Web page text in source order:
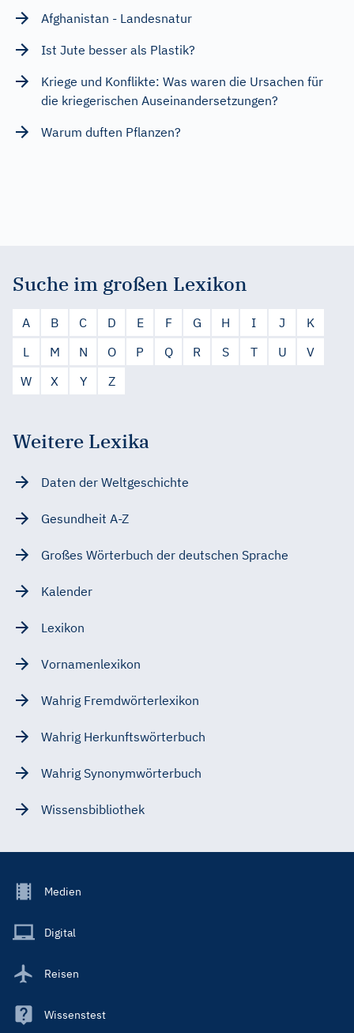
Afghanistan - Landesnatur
Ist Jute besser als Plastik?
Kriege und Konflikte: Was waren die Ursachen für
die kriegerischen Auseinandersetzungen?
Warum duften Pflanzen?
Suche im großen Lexikon
A B C D E F G H I J
K
L
M N O P Q R S T U
V
W
X Y Z
Weitere Lexika
Daten der Weltgeschichte
Gesundheit A-Z
Großes Wörterbuch der deutschen Sprache
Kalender
Lexikon
Vornamenlexikon
Wahrig Fremdwörterlexikon
Wahrig Herkunftswörterbuch
Wahrig Synonymwörterbuch
Wissensbibliothek
Footer
Main
Medien
Digital
Reisen
Wissenstest